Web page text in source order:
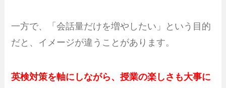
一方で、「会話量だけを増やしたい」という目的
だと、イメージが違うことがあります。
英検対策を軸にしながら、授業の楽しさも大事に